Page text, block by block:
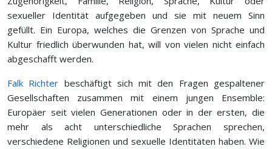
sexueller Identität aufgegeben und sie mit neuem Sinn
gefüllt. Ein Europa, welches die Grenzen von Sprache und
Kultur friedlich überwunden hat, will von vielen nicht einfach
abgeschafft werden.
Falk Richter beschäftigt sich mit den Fragen gespaltener
Gesellschaften zusammen mit einem jungen Ensemble:
Europäer seit vielen Generationen oder in der ersten, die
mehr als acht unterschiedliche Sprachen sprechen,
verschiedene Religionen und sexuelle Identitäten haben. Wie